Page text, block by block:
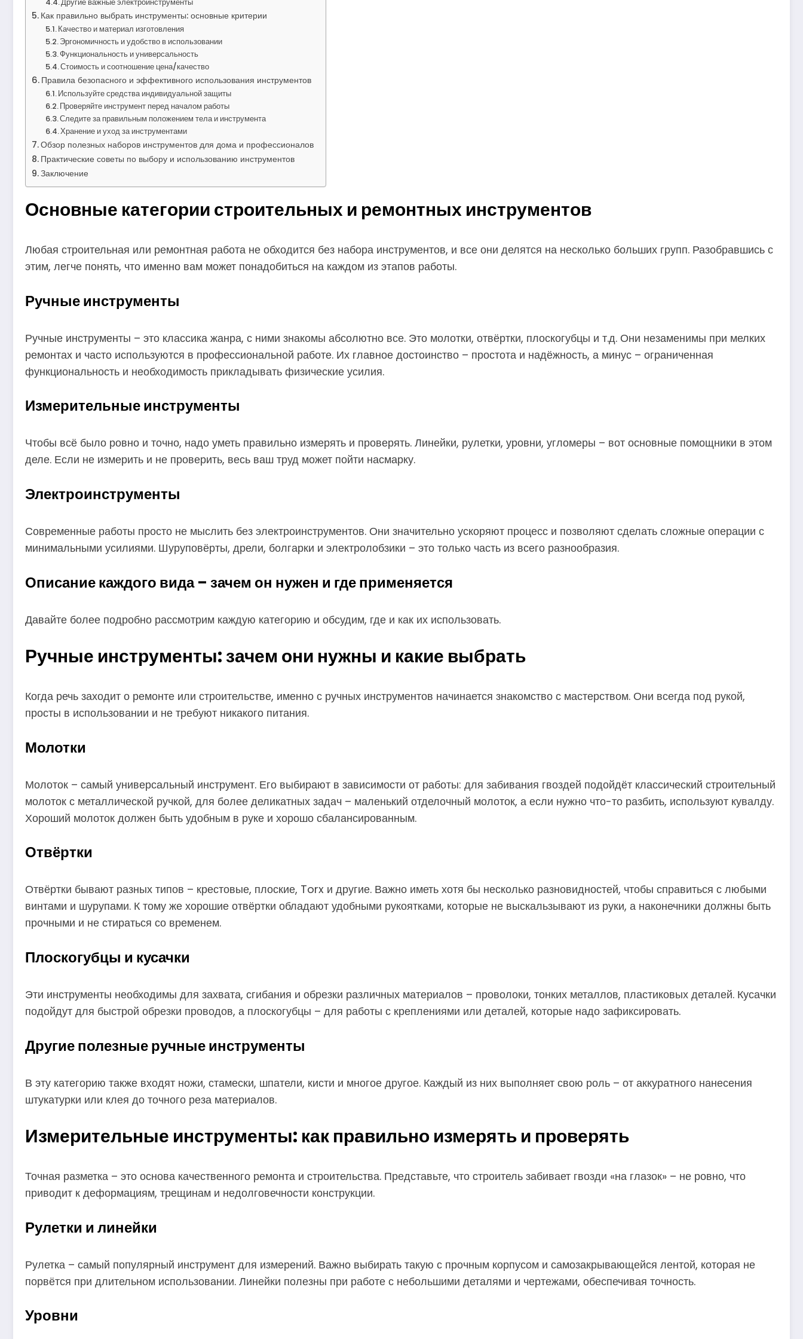
Как правильно выбрать инструменты: основные критерии
Качество и материал изготовления
Эргономичность и удобство в использовании
Функциональность и универсальность
Стоимость и соотношение цена/качество
Правила безопасного и эффективного использования инструментов
Используйте средства индивидуальной защиты
Проверяйте инструмент перед началом работы
Следите за правильным положением тела и инструмента
Хранение и уход за инструментами
Обзор полезных наборов инструментов для дома и профессионалов
Практические советы по выбору и использованию инструментов
Заключение
Основные категории строительных и ремонтных инструментов
Любая строительная или ремонтная работа не обходится без набора инструментов, и все они делятся на несколько больших групп. Разобравшись с
этим, легче понять, что именно вам может понадобиться на каждом из этапов работы.
Ручные инструменты
Ручные инструменты – это классика жанра, с ними знакомы абсолютно все. Это молотки, отвёртки, плоскогубцы и т.д. Они незаменимы при мелких
ремонтах и часто используются в профессиональной работе. Их главное достоинство – простота и надёжность, а минус – ограниченная
функциональность и необходимость прикладывать физические усилия.
Измерительные инструменты
Чтобы всё было ровно и точно, надо уметь правильно измерять и проверять. Линейки, рулетки, уровни, угломеры – вот основные помощники в этом
деле. Если не измерить и не проверить, весь ваш труд может пойти насмарку.
Электроинструменты
Современные работы просто не мыслить без электроинструментов. Они значительно ускоряют процесс и позволяют сделать сложные операции с
минимальными усилиями. Шуруповёрты, дрели, болгарки и электролобзики – это только часть из всего разнообразия.
Описание каждого вида – зачем он нужен и где применяется
Давайте более подробно рассмотрим каждую категорию и обсудим, где и как их использовать.
Ручные инструменты: зачем они нужны и какие выбрать
Когда речь заходит о ремонте или строительстве, именно с ручных инструментов начинается знакомство с мастерством. Они всегда под рукой,
просты в использовании и не требуют никакого питания.
Молотки
Молоток – самый универсальный инструмент. Его выбирают в зависимости от работы: для забивания гвоздей подойдёт классический строительный
молоток с металлической ручкой, для более деликатных задач – маленький отделочный молоток, а если нужно что-то разбить, используют кувалду.
Хороший молоток должен быть удобным в руке и хорошо сбалансированным.
Отвёртки
Отвёртки бывают разных типов – крестовые, плоские, Torx и другие. Важно иметь хотя бы несколько разновидностей, чтобы справиться с любыми
винтами и шурупами. К тому же хорошие отвёртки обладают удобными рукоятками, которые не выскальзывают из руки, а наконечники должны быть
прочными и не стираться со временем.
Плоскогубцы и кусачки
Эти инструменты необходимы для захвата, сгибания и обрезки различных материалов – проволоки, тонких металлов, пластиковых деталей. Кусачки
подойдут для быстрой обрезки проводов, а плоскогубцы – для работы с креплениями или деталей, которые надо зафиксировать.
Другие полезные ручные инструменты
В эту категорию также входят ножи, стамески, шпатели, кисти и многое другое. Каждый из них выполняет свою роль – от аккуратного нанесения
штукатурки или клея до точного реза материалов.
Измерительные инструменты: как правильно измерять и проверять
Точная разметка – это основа качественного ремонта и строительства. Представьте, что строитель забивает гвозди «на глазок» – не ровно, что
приводит к деформациям, трещинам и недолговечности конструкции.
Рулетки и линейки
Рулетка – самый популярный инструмент для измерений. Важно выбирать такую с прочным корпусом и самозакрывающейся лентой, которая не
порвётся при длительном использовании. Линейки полезны при работе с небольшими деталями и чертежами, обеспечивая точность.
Уровни